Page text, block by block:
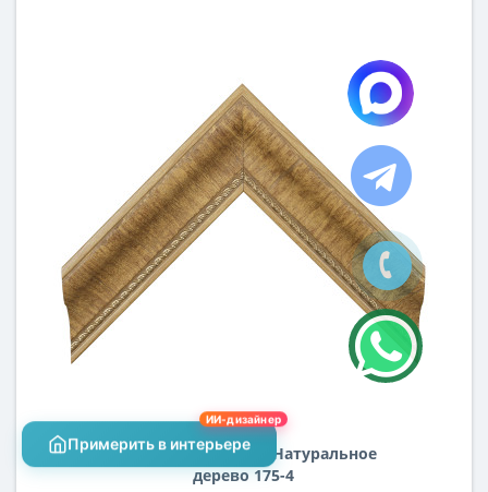
Пластиковый багет Натуральное
дерево 175-4
Примерить в интерьере
ИИ-дизайнер